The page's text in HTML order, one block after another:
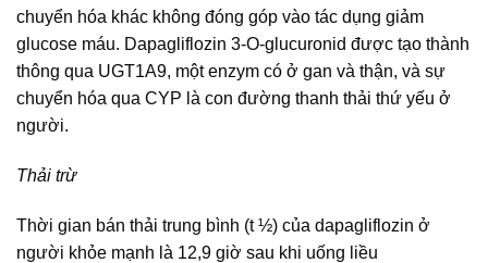
chuyển hóa khác không đóng góp vào tác dụng giảm
glucose máu. Dapagliflozin 3-O-glucuronid được tạo thành
thông qua UGT1A9, một enzym có ở gan và thận, và sự
chuyển hóa qua CYP là con đường thanh thải thứ yếu ở
người.
Thải trừ
Thời gian bán thải trung bình (t ½) của dapagliflozin ở
người khỏe mạnh là 12,9 giờ sau khi uống liều